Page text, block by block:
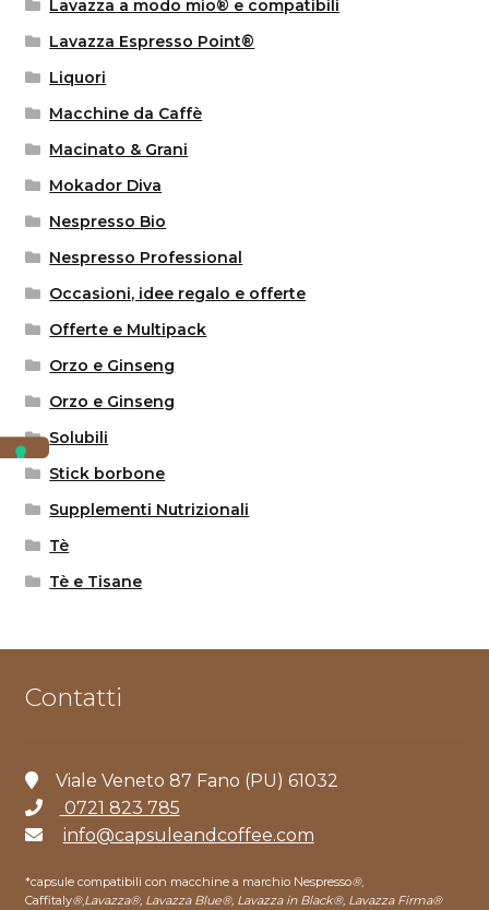
Lavazza a modo mio® e compatibili
Lavazza Espresso Point®
Liquori
Macchine da Caffè
Macinato & Grani
Mokador Diva
Nespresso Bio
Nespresso Professional
Occasioni, idee regalo e offerte
Offerte e Multipack
Orzo e Ginseng
Orzo e Ginseng
Solubili
Stick borbone
Supplementi Nutrizionali
Tè
Tè e Tisane
Contatti
Viale Veneto 87 Fano (PU) 61032
0721 823 785
info@capsuleandcoffee.com
*capsule compatibili con macchine a marchio Nespresso®,
Caffitaly®,Lavazza®, Lavazza Blue®, Lavazza in Black®, Lavazza Firma®